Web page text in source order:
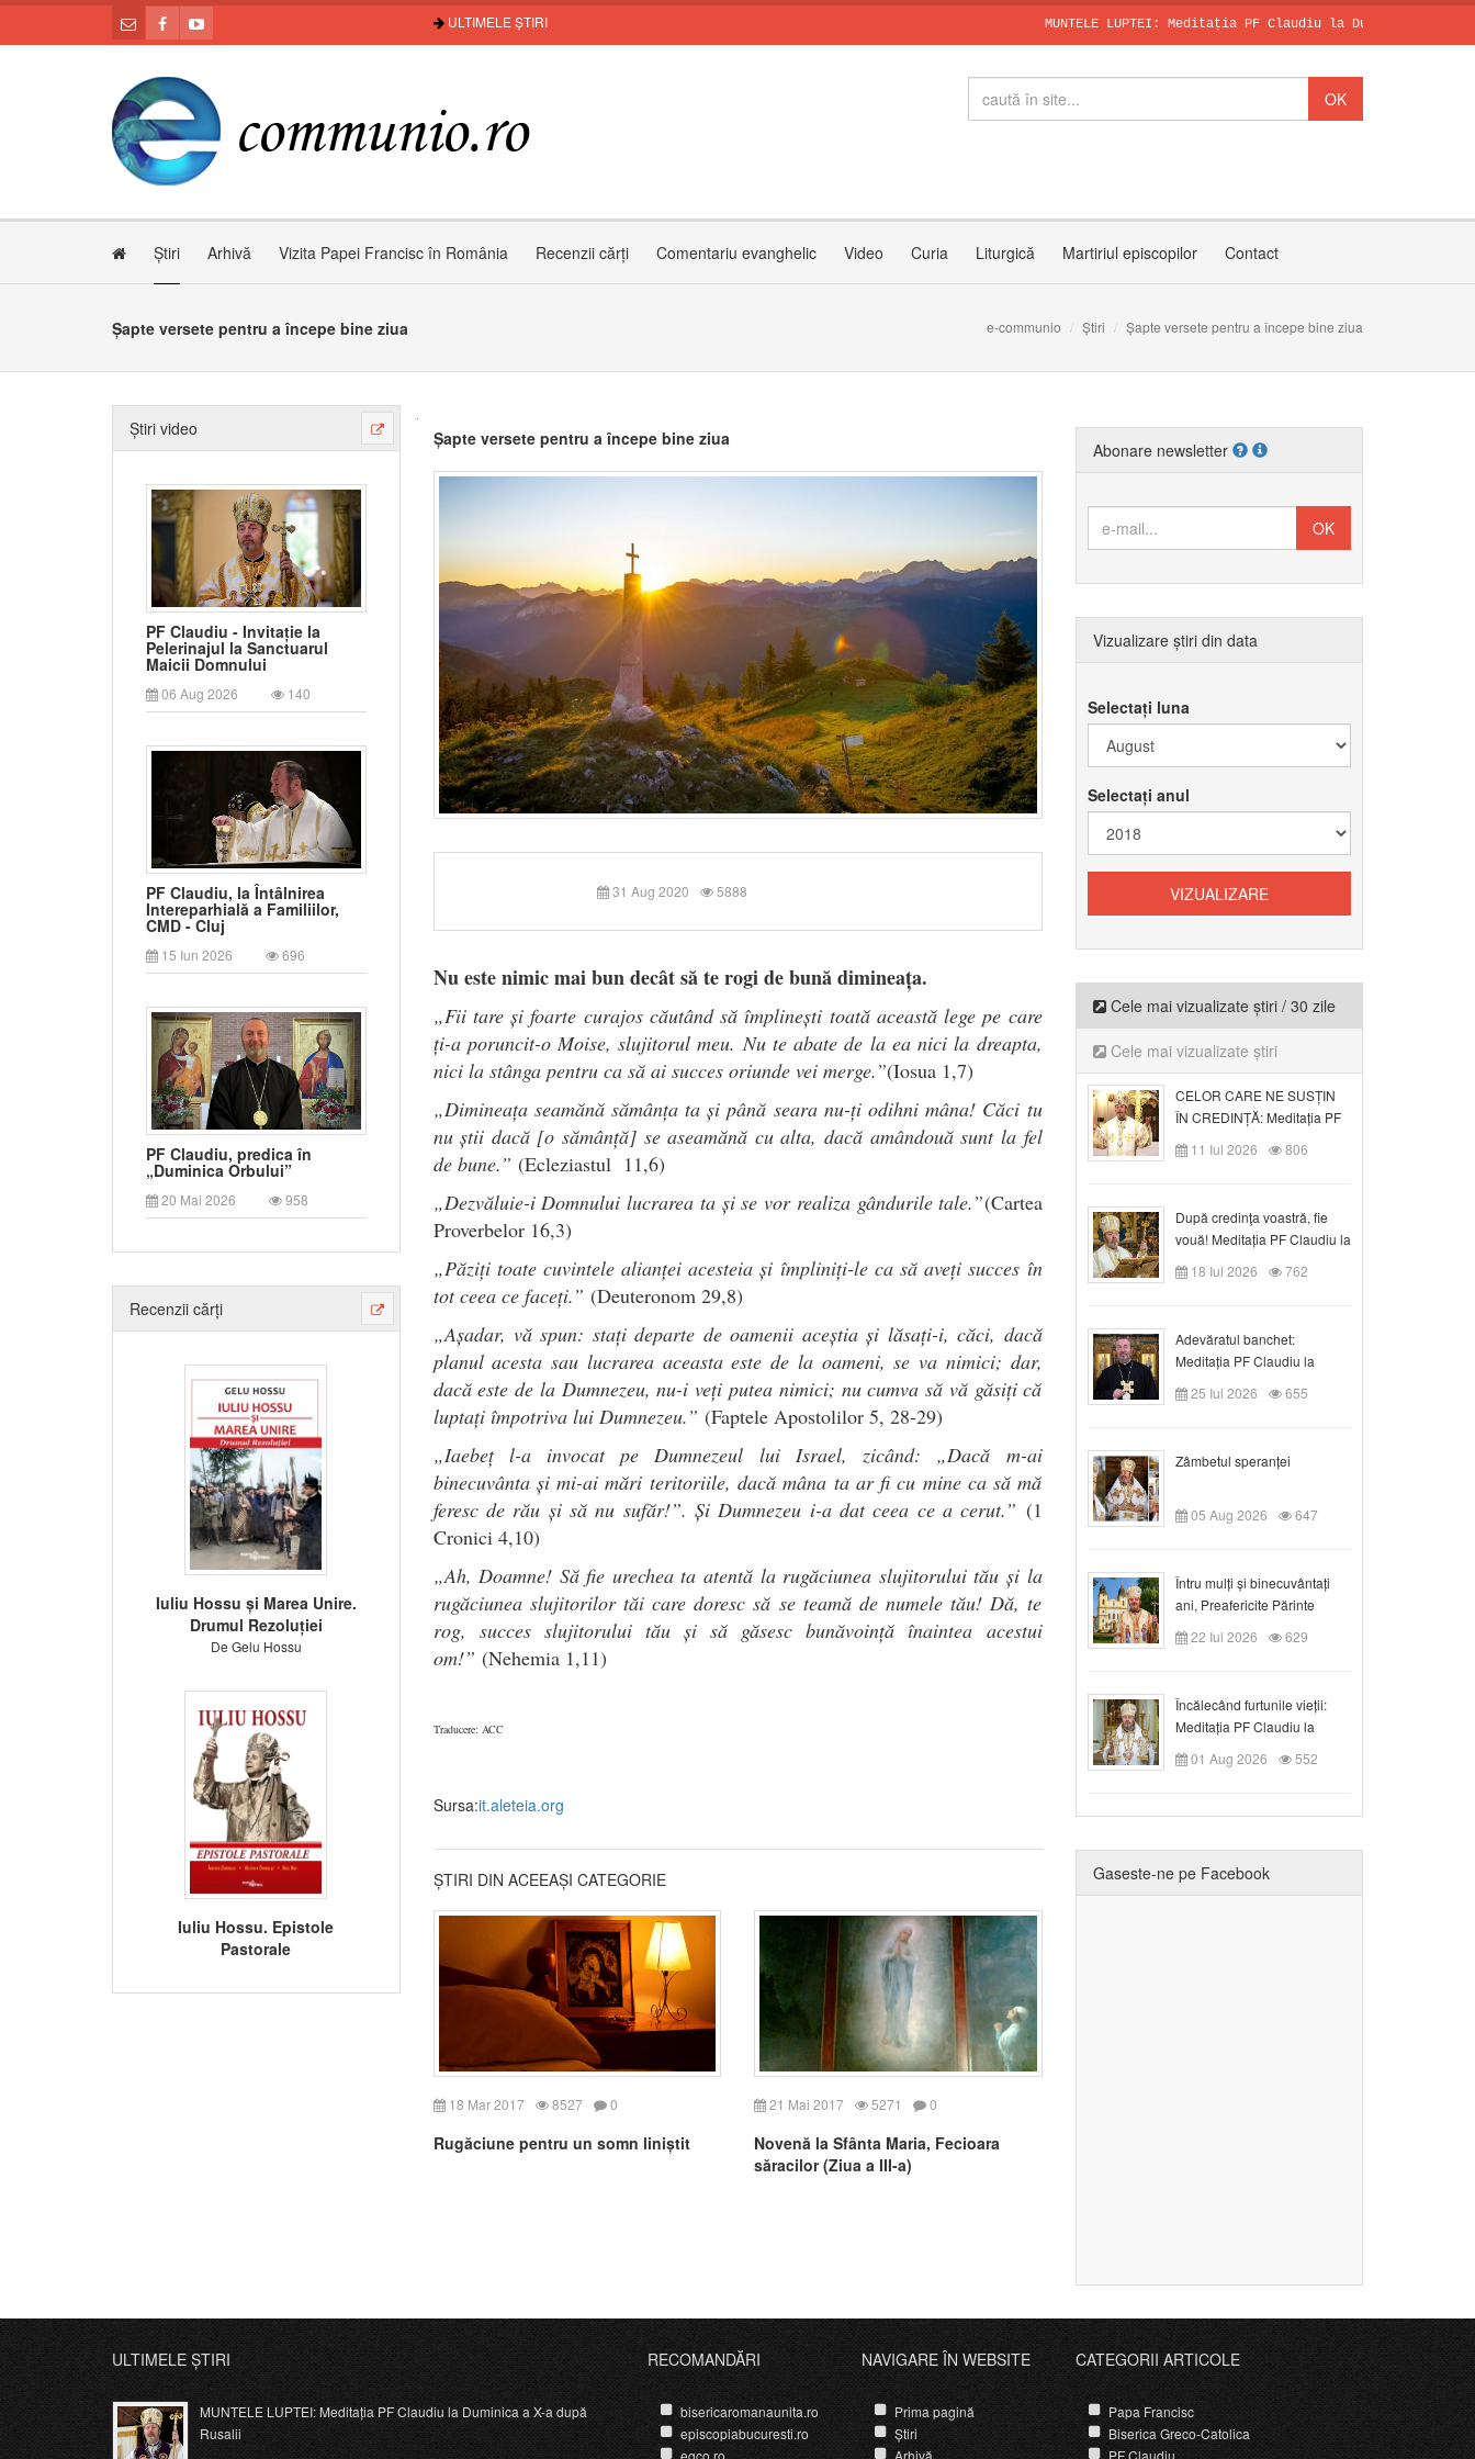
ULTIMELE ȘTIRI MUNTELE LUPTEI: Meditația PF Claudiu la Duminica a X-a după
SFÂNTUL
Papa, în
Invitația PF
Știri Arhivă Vizita Papei Francisc în România Recenzii cărți Comentariu evanghelic Video Curia Liturgică Martiriul episcopilor Contact
Șapte versete pentru a începe bine ziua e-communio Știri Șapte versete pentru a începe bine ziua
Știri video
PF Claudiu - Invitație la
Pelerinajul la Sanctuarul
Maicii Domnului
06 Aug 2026 140
PF Claudiu, la Întâlnirea
Intereparhială a Familiilor,
CMD - Cluj
15 Iun 2026 696
PF Claudiu, predica în
„Duminica Orbului”
20 Mai 2026 958
Recenzii cărți
Iuliu Hossu și Marea Unire.
Drumul Rezoluției
De Gelu Hossu
Iuliu Hossu. Epistole
Pastorale
Șapte versete pentru a începe bine ziua
31 Aug 2020 5888
Nu este nimic mai bun decât să te rogi de bună dimineața.
„Fii tare și foarte curajos căutând să împlinești toată această lege pe care
ți-a poruncit-o Moise, slujitorul meu. Nu te abate de la ea nici la dreapta,
nici la stânga pentru ca să ai succes oriunde vei merge.”(Iosua 1,7)
„Dimineața seamănă sămânța ta și până seara nu-ți odihni mâna! Căci tu
nu știi dacă [o sămânță] se aseamănă cu alta, dacă amândouă sunt la fel
de bune.” (Ecleziastul 11,6)
„Dezvăluie-i Domnului lucrarea ta și se vor realiza gândurile tale.”(Cartea
Proverbelor 16,3)
„Păziți toate cuvintele alianței acesteia și împliniți-le ca să aveți succes în
tot ceea ce faceți.” (Deuteronom 29,8)
„Așadar, vă spun: stați departe de oamenii aceștia și lăsați-i, căci, dacă
planul acesta sau lucrarea aceasta este de la oameni, se va nimici; dar,
dacă este de la Dumnezeu, nu-i veți putea nimici; nu cumva să vă găsiți că
luptați împotriva lui Dumnezeu.” (Faptele Apostolilor 5, 28-29)
„Iaebeț l-a invocat pe Dumnezeul lui Israel, zicând: „Dacă m-ai
binecuvânta și mi-ai mări teritoriile, dacă mâna ta ar fi cu mine ca să mă
feresc de rău și să nu sufăr!”. Și Dumnezeu i-a dat ceea ce a cerut.” (1
Cronici 4,10)
„Ah, Doamne! Să fie urechea ta atentă la rugăciunea slujitorului tău și la
rugăciunea slujitorilor tăi care doresc să se teamă de numele tău! Dă, te
rog, succes slujitorului tău și să găsesc bunăvoință înaintea acestui
om!” (Nehemia 1,11)
Traducere: ACC
Sursa:it.aleteia.org
ȘTIRI DIN ACEEAȘI CATEGORIE
18 Mar 2017 8527 0
Rugăciune pentru un somn liniștit
21 Mai 2017 5271 0
Novenă la Sfânta Maria, Fecioara
săracilor (Ziua a III-a)
Abonare newsletter
Vizualizare știri din data
Selectați luna
Selectați anul
Cele mai vizualizate știri / 30 zile
Cele mai vizualizate știri
CELOR CARE NE SUSȚIN
ÎN CREDINȚĂ: Meditația PF
Claudiu la Duminica a VI-a
după Rusalii
11 Iul 2026 806
După credinţa voastră, fie
vouă! Meditația PF Claudiu la
duminica a VII-a după Rusalii
18 Iul 2026 762
Adevăratul banchet:
Meditația PF Claudiu la
Duminica a VIII-a după
Rusalii
25 Iul 2026 655
Zâmbetul speranței
05 Aug 2026 647
Întru mulți și binecuvântați
ani, Preafericite Părinte
Claudiu!
22 Iul 2026 629
Încălecând furtunile vieții:
Meditația PF Claudiu la
Duminica a IX-a după Rusalii
01 Aug 2026 552
Gaseste-ne pe Facebook
ULTIMELE ȘTIRI
MUNTELE LUPTEI: Meditația PF Claudiu la Duminica a X-a după
Rusalii
RECOMANDĂRI
bisericaromanaunita.ro
episcopiabucuresti.ro
egco.ro
NAVIGARE ÎN WEBSITE
Prima pagină
Știri
Arhivă
CATEGORII ARTICOLE
Papa Francisc
Biserica Greco-Catolica
PF Claudiu